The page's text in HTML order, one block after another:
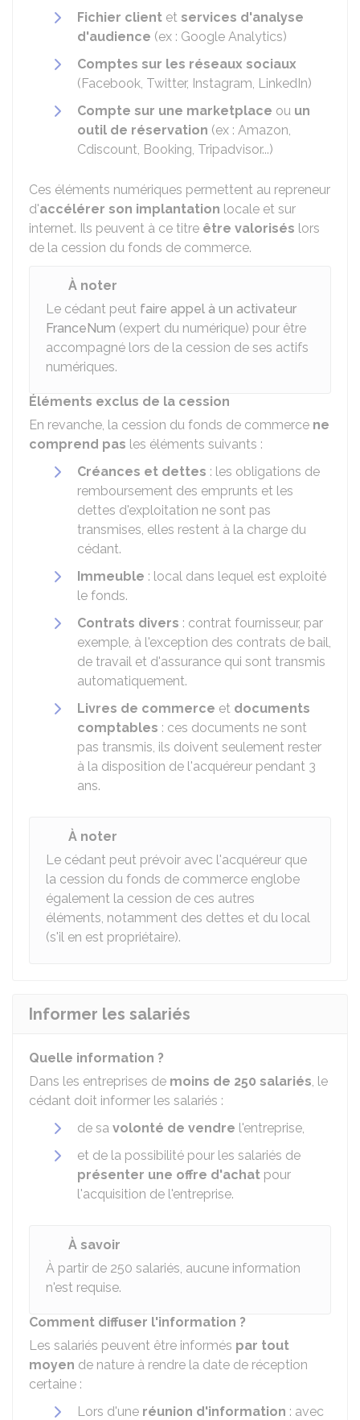
Fichier client et services d'analyse
d'audience (ex : Google Analytics)
Comptes sur les réseaux sociaux
(Facebook, Twitter, Instagram, LinkedIn)
Compte sur une marketplace ou un
outil de réservation (ex : Amazon,
Cdiscount, Booking, Tripadvisor...)
Ces éléments numériques permettent au repreneur
d'accélérer son implantation locale et sur
internet. Ils peuvent à ce titre être valorisés lors
de la cession du fonds de commerce.
À noter
Le cédant peut faire appel à un activateur
FranceNum (expert du numérique) pour être
accompagné lors de la cession de ses actifs
numériques.
Éléments exclus de la cession
En revanche, la cession du fonds de commerce ne
comprend pas les éléments suivants :
Créances et dettes : les obligations de
remboursement des emprunts et les
dettes d'exploitation ne sont pas
transmises, elles restent à la charge du
cédant.
Immeuble : local dans lequel est exploité
le fonds.
Contrats divers : contrat fournisseur, par
exemple, à l'exception des contrats de bail,
de travail et d'assurance qui sont transmis
automatiquement.
Livres de commerce et documents
comptables : ces documents ne sont
pas transmis, ils doivent seulement rester
à la disposition de l'acquéreur pendant 3
ans.
À noter
Le cédant peut prévoir avec l'acquéreur que
la cession du fonds de commerce englobe
également la cession de ces autres
éléments, notamment des dettes et du local
(s'il en est propriétaire).
Informer les salariés
Quelle information ?
Dans les entreprises de moins de 250 salariés, le
cédant doit informer les salariés :
de sa volonté de vendre l'entreprise,
et de la possibilité pour les salariés de
présenter une offre d'achat pour
l'acquisition de l'entreprise.
À savoir
À partir de 250 salariés, aucune information
n'est requise.
Comment diffuser l'information ?
Les salariés peuvent être informés par tout
moyen de nature à rendre la date de réception
certaine :
Lors d'une réunion d'information : avec